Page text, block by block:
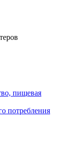
пищевая
потребления